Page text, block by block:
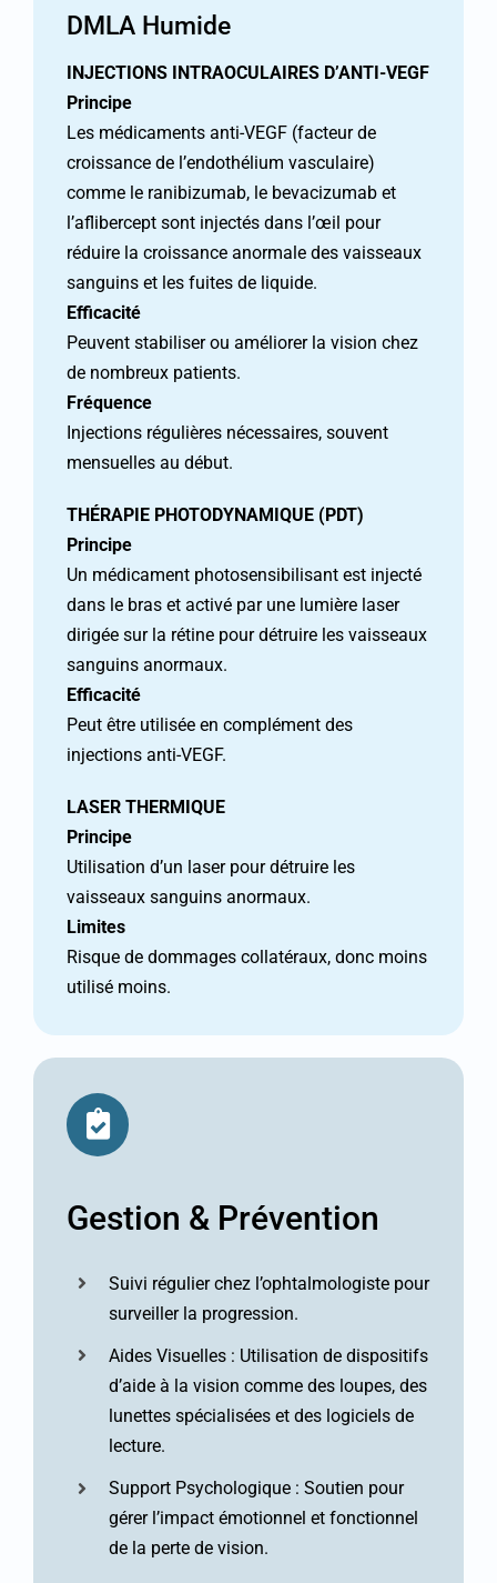
DMLA Humide
INJECTIONS INTRAOCULAIRES D’ANTI-VEGF
Principe
Les médicaments anti-VEGF (facteur de
croissance de l’endothélium vasculaire)
comme le ranibizumab, le bevacizumab et
l’aflibercept sont injectés dans l’œil pour
réduire la croissance anormale des vaisseaux
sanguins et les fuites de liquide.
Efficacité
Peuvent stabiliser ou améliorer la vision chez
de nombreux patients.
Fréquence
Injections régulières nécessaires, souvent
mensuelles au début.
THÉRAPIE PHOTODYNAMIQUE (PDT)
Principe
Un médicament photosensibilisant est injecté
dans le bras et activé par une lumière laser
dirigée sur la rétine pour détruire les vaisseaux
sanguins anormaux.
Efficacité
Peut être utilisée en complément des
injections anti-VEGF.
LASER THERMIQUE
Principe
Utilisation d’un laser pour détruire les
vaisseaux sanguins anormaux.
Limites
Risque de dommages collatéraux, donc moins
utilisé moins.
Gestion & Prévention
Suivi régulier chez l’ophtalmologiste pour
surveiller la progression.
Aides Visuelles : Utilisation de dispositifs
d’aide à la vision comme des loupes, des
lunettes spécialisées et des logiciels de
lecture.
Support Psychologique : Soutien pour
gérer l’impact émotionnel et fonctionnel
de la perte de vision.